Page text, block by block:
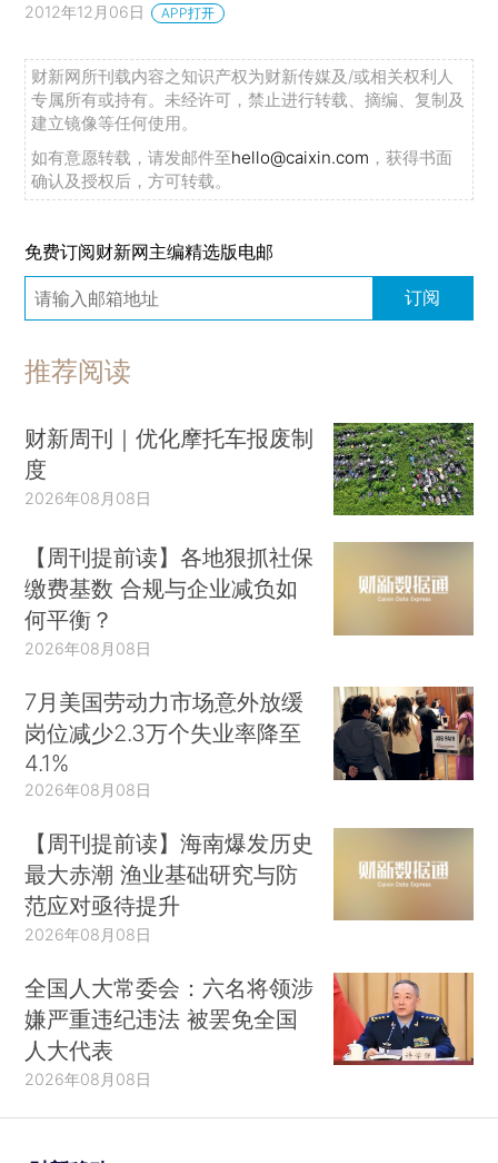
2012年12月06日 APP打开
财新网所刊载内容之知识产权为财新传媒及/或相关权利人
专属所有或持有。未经许可，禁止进行转载、摘编、复制及
建立镜像等任何使用。
如有意愿转载，请发邮件至hello@caixin.com ，获得书面
确认及授权后，方可转载。
免费订阅财新网主编精选版电邮
订阅
推荐阅读
财新周刊｜优化摩托车报废制
度
2026年08月08日
【周刊提前读】各地狠抓社保
缴费基数 合规与企业减负如
何平衡？
2026年08月08日
7月美国劳动力市场意外放缓
岗位减少2.3万个失业率降至
4.1%
2026年08月08日
【周刊提前读】海南爆发历史
最大赤潮 渔业基础研究与防
范应对亟待提升
2026年08月08日
全国人大常委会：六名将领涉
嫌严重违纪违法 被罢免全国
人大代表
2026年08月08日